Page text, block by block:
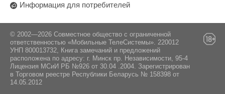
Информация для потребителей
© 2002—2026 Совместное общество с ограниченной
ответственностью «Мобильные ТелеСистемы». 220012
УНП 800013732, Книга замечаний и предложений
расположена по адресу: г. Минск пр. Независимости, 95-4
Лицензия МСиИ РБ №926 от 30.04 .2004. Зарегистрирован
в Торговом реестре Республики Беларусь № 158398 от
14.05.2012